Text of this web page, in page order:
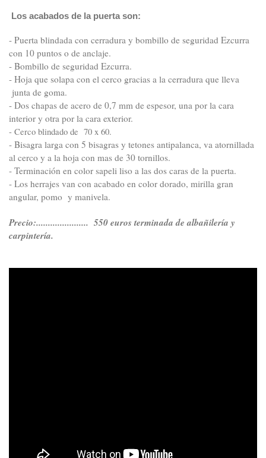
Los acabados de la puerta son:
- Puerta blindada con cerradura y bombillo de seguridad Ezcurra
con 10 puntos o de anclaje.
- Bombillo de seguridad Ezcurra.
- Hoja que solapa con el cerco gracias a la cerradura que lleva
junta de goma.
- Dos chapas de acero de 0,7 mm de espesor, una por la cara
interior y otra por la cara exterior.
- Cerco blindado de 70 x 60.
- Bisagra larga con 5 bisagras y tetones antipalanca, va atornillada
al cerco y a la hoja con mas de 30 tornillos.
- Terminación en color sapeli liso a las dos caras de la puerta.
- Los herrajes van con acabado en color dorado, mirilla gran
angular, pomo y manivela.
Precio:...................... 550 euros terminada de albañilería y
carpintería.